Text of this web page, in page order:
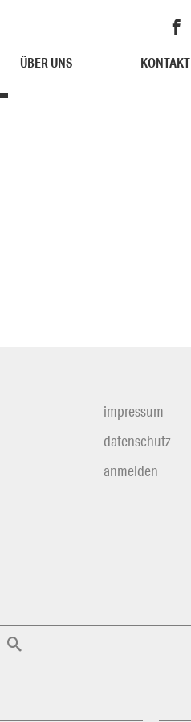
ÜBER UNS KONTAKT
impressum
datenschutz
anmelden